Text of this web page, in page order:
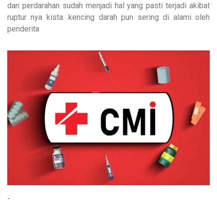
dan perdarahan sudah menjadi hal yang pasti terjadi akibat
ruptur nya kista. kencing darah pun sering di alami oleh
penderita
-